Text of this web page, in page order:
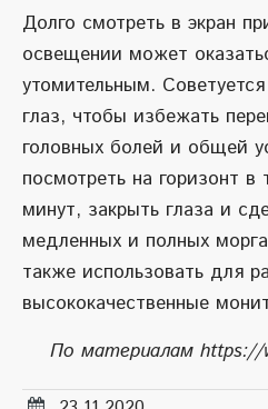
Долго смотреть в экран
освещении может
утомительным.
глаз, чтобы избежать
головных болей и общей
посмотреть на горизонт в
минут, закрыть глаза и
медленных и полных
также использовать для
высококачественные
По материалам https://